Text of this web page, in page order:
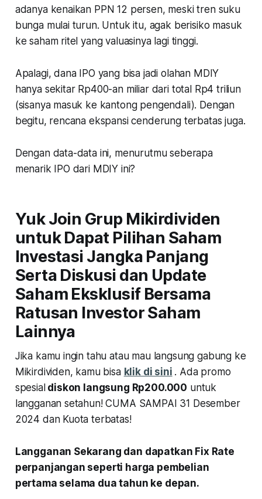
adanya kenaikan PPN 12 persen, meski tren suku
bunga mulai turun. Untuk itu, agak berisiko masuk
ke saham ritel yang valuasinya lagi tinggi.
Apalagi, dana IPO yang bisa jadi olahan MDIY
hanya sekitar Rp400-an miliar dari total Rp4 triliun
(sisanya masuk ke kantong pengendali). Dengan
begitu, rencana ekspansi cenderung terbatas juga.
Dengan data-data ini, menurutmu seberapa
menarik IPO dari MDIY ini?
Yuk Join Grup Mikirdividen
untuk Dapat Pilihan Saham
Investasi Jangka Panjang
Serta Diskusi dan Update
Saham Eksklusif Bersama
Ratusan Investor Saham
Lainnya
Jika kamu ingin tahu atau mau langsung gabung ke
Mikirdividen, kamu bisa klik di sini . Ada promo
spesialdiskon langsung Rp200.000 untuk
langganan setahun! CUMA SAMPAI 31 Desember
2024 dan Kuota terbatas!
Langganan Sekarang dan dapatkan Fix Rate
perpanjangan seperti harga pembelian
pertama selama dua tahun ke depan.